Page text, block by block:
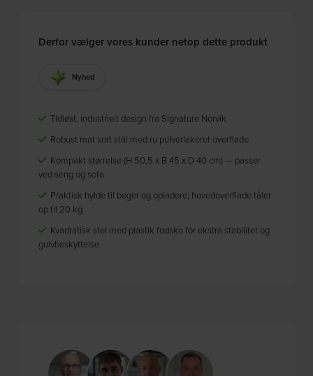
Derfor vælger vores kunder netop dette produkt
Nyhed
Tidløst, industrielt design fra Signature Norvik
Robust mat sort stål med ru pulverlakeret overflade
Kompakt størrelse (H 50,5 x B 45 x D 40 cm) — passer
ved seng og sofa
Praktisk hylde til bøger og opladere; hovedoverflade tåler
op til 20 kg
Kvadratisk stel med plastik fodsko for ekstra stabilitet og
gulvbeskyttelse